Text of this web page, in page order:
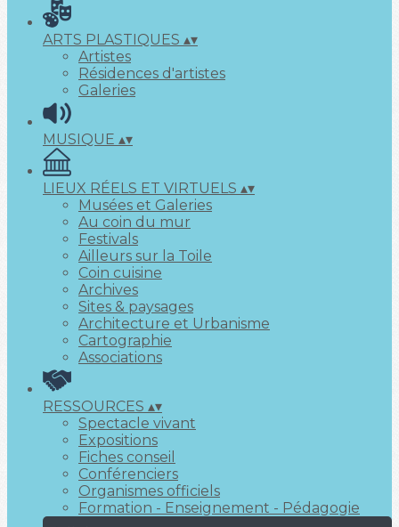
ARTS PLASTIQUES ▴▾
Artistes
Résidences d'artistes
Galeries
MUSIQUE ▴▾
LIEUX RÉELS ET VIRTUELS ▴▾
Musées et Galeries
Au coin du mur
Festivals
Ailleurs sur la Toile
Coin cuisine
Archives
Sites & paysages
Architecture et Urbanisme
Cartographie
Associations
RESSOURCES ▴▾
Spectacle vivant
Expositions
Fiches conseil
Conférenciers
Organismes officiels
Formation - Enseignement - Pédagogie